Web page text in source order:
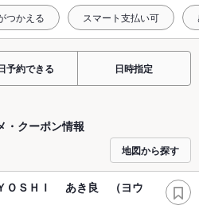
つかえる スマート支払い可
予約できる 日時指定
・クーポン情報
地図から探す
ＯＳＨＩ あき良 （ヨウ